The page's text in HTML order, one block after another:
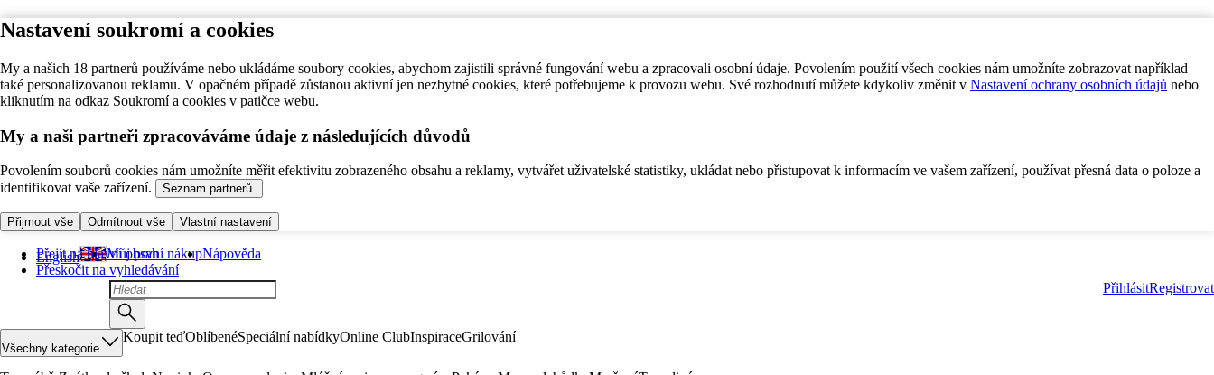
Nastavení soukromí a cookies
My a našich 18 partnerů používáme nebo ukládáme soubory cookies, abychom zajistili správné fungování webu a zpracovali osobní údaje. Povolením použití všech cookies nám umožníte zobrazovat například
také personalizovanou reklamu. V opačném případě zůstanou aktivní jen nezbytné cookies, které potřebujeme k provozu webu. Své rozhodnutí můžete kdykoliv změnit v Nastavení ochrany osobních údajů nebo
kliknutím na odkaz Soukromí a cookies v patičce webu.
My a naši partneři zpracováváme údaje z následujících důvodů
Povolením souborů cookies nám umožníte měřit efektivitu zobrazeného obsahu a reklamy, vytvářet uživatelské statistiky, ukládat nebo přistupovat k informacím ve vašem zařízení, používat přesná data o poloze a
identifikovat vaše zařízení.
Seznam partnerů.
Přijmout vše Odmítnout vše Vlastní nastavení
Přejít na hlavní obsah
Přeskočit na vyhledávání
English Můj první nákupNápověda
PřihlásitRegistrovat
Všechny kategorie
Koupit teďOblíbenéSpeciální nabídkyOnline ClubInspiraceGrilování